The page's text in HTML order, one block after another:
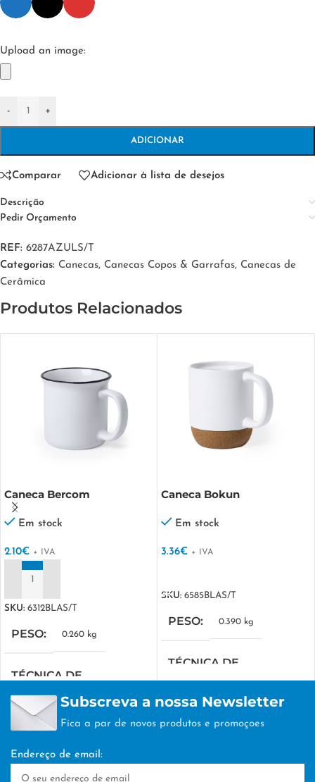
Upload an image:
- +
ADICIONAR
Comparar Adicionar à lista de desejos
Descrição
Pedir Orçamento
REF: 6287AZULS/T
Categorias: Canecas, Canecas Copos & Garrafas, Canecas de
Cerâmica
Produtos Relacionados
Caneca Bercom
Em stock
2.10€ + IVA
SKU: 6312BLAS/T
PESO 0.260 kg
TÉCNICA DE
DTF/Serigrafia
Caneca Bokun
Em stock
3.36€ + IVA
SKU: 6585BLAS/T
PESO 0.390 kg
TÉCNICA DE
PERSONALIZAÇÃO
Subscreva a nossa Newsletter
Fica a par de novos produtos e promoçoes
Endereço de email: